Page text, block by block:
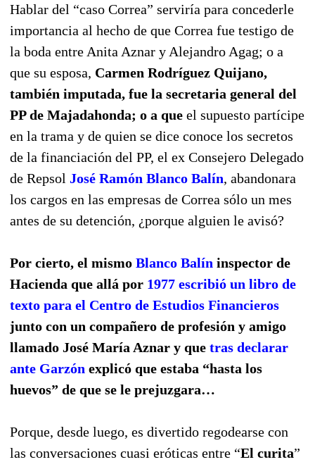
Hablar del “caso Correa” serviría para concederle
importancia al hecho de que Correa fue testigo de
la boda entre Anita Aznar y Alejandro Agag; o a
que su esposa, Carmen Rodríguez Quijano,
también imputada, fue la secretaria general del
PP de Majadahonda; o a que el supuesto partícipe
en la trama y de quien se dice conoce los secretos
de la financiación del PP, el ex Consejero Delegado
de Repsol José Ramón Blanco Balín, abandonara
los cargos en las empresas de Correa sólo un mes
antes de su detención, ¿porque alguien le avisó?
Por cierto, el mismo Blanco Balín inspector de
Hacienda que allá por 1977 escribió un libro de
texto para el Centro de Estudios Financieros
junto con un compañero de profesión y amigo
llamado José María Aznar y que tras declarar
ante Garzón explicó que estaba “hasta los
huevos” de que se le prejuzgara…
Porque, desde luego, es divertido regodearse con
las conversaciones cuasi eróticas entre “El curita”